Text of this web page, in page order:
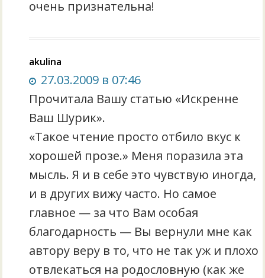
очень признательна!
akulina
27.03.2009 в 07:46
Прочитала Вашу статью «Искренне
Ваш Шурик».
«Такое чтение просто отбило вкус к
хорошей прозе.» Меня поразила эта
мысль. Я и в себе это чувствую иногда,
и в других вижу часто. Но самое
главное — за что Вам особая
благодарность — Вы вернули мне как
автору веру в то, что не так уж и плохо
отвлекаться на родословную (как же